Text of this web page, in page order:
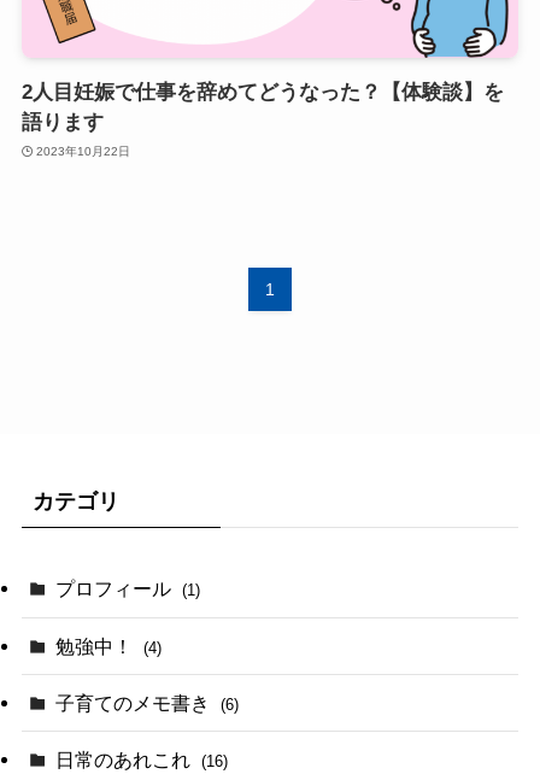
2人目妊娠で仕事を辞めてどうなった？【体験談】を
語ります
2023年10月22日
1
カテゴリ
プロフィール (1)
勉強中！ (4)
子育てのメモ書き (6)
日常のあれこれ (16)